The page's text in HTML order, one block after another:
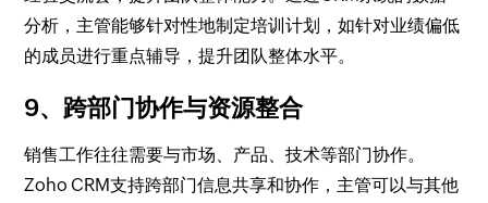
分析，主管能够针对性地制定培训计划，如针对业绩偏低
的成员进行重点辅导，提升团队整体水平。
9、跨部门协作与资源整合
销售工作往往需要与市场、产品、技术等部门协作。
Zoho CRM支持跨部门信息共享和协作，主管可以与其他